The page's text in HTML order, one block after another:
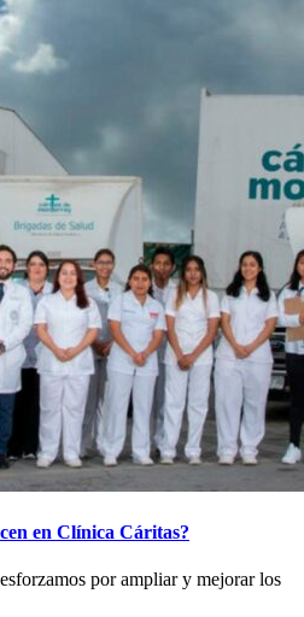
en Clínica Cáritas?
por ampliar y mejorar los